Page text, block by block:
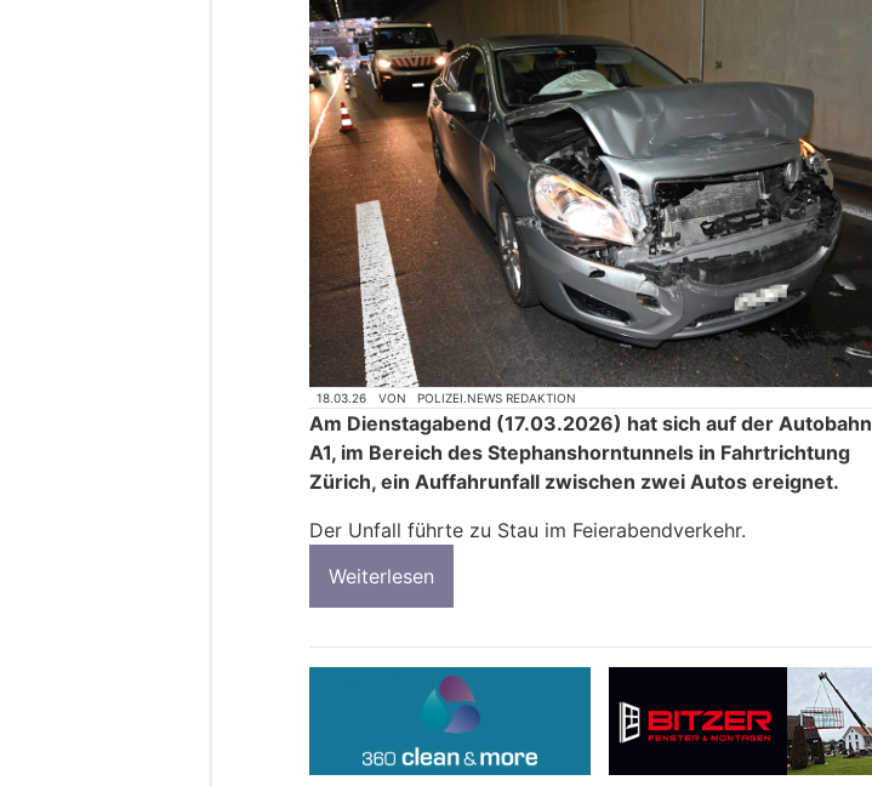
18.03.26 VON POLIZEI.NEWS REDAKTION
Am Dienstagabend (17.03.2026) hat sich auf der Autobahn
A1, im Bereich des Stephanshorntunnels in Fahrtrichtung
Zürich, ein Auffahrunfall zwischen zwei Autos ereignet.
Der Unfall führte zu Stau im Feierabendverkehr.
Weiterlesen